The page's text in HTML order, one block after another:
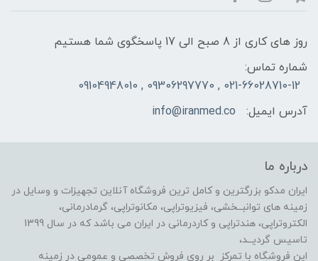
روز های کاری از 8 صبح الی 17 پاسخگوی شما هستیم
شماره تماس:
021-66028710-12 , 09306297770 , 09104948010
آدرس ایمیل:
info@iranmed.co
درباره ما
ایران مدکو بزرگترین و کامل ترین فروشگاه آنلاین تجهیزات و وسایل در
زمینه های توانبــخشی، فیزیوتراپی، مکانوتراپی، گرمادرمانی،
الکتروتراپی، هندتراپی و کاردرمانی در ایران می باشد که در سال 1399
تاسیس گردیــد،
این فروشگاه با تمرکز بر روی فروش تخصصی و عمومی در زمینه